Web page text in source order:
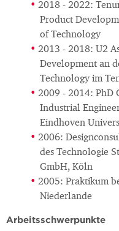
2018 - 2022:
Product
of Technology
2013 - 2018: U2
Development an
Technology im
2009 - 2014: PhD
Industrial
Eindhoven
2006:
des Technologie
GmbH, Köln
2005: Praktikum
Niederlande
Arbeitsschwerpunkte